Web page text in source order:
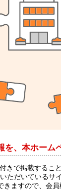
を、本ホーム
きで掲載するこ
ただいているサ
ますので、会